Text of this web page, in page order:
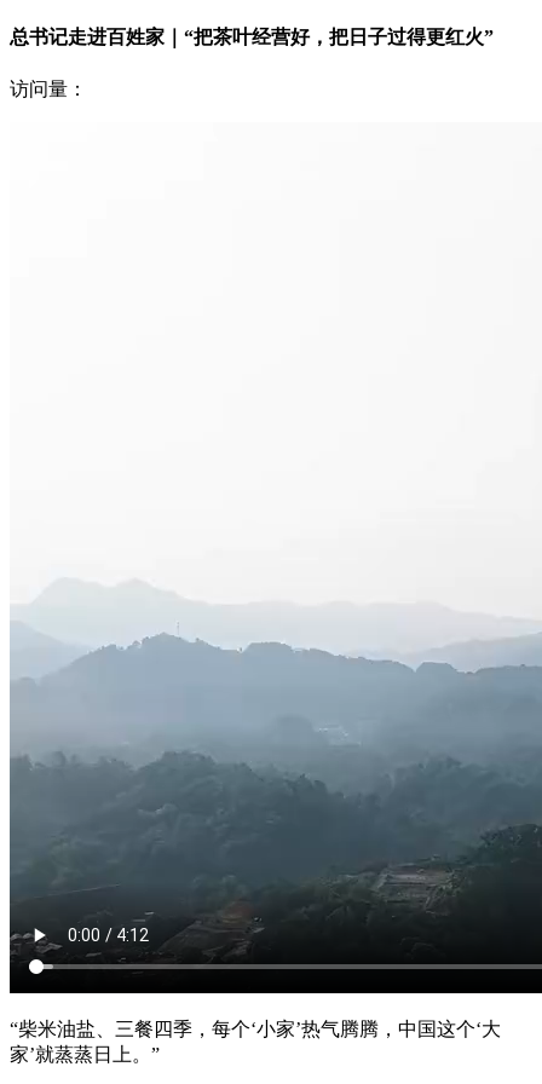
总书记走进百姓家｜“把茶叶经营好，把日子过得更红火”
访问量：
“柴米油盐、三餐四季，每个‘小家’热气腾腾，中国这个‘大
家’就蒸蒸日上。”